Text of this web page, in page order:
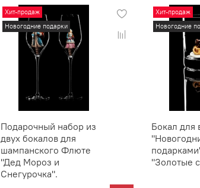
Хит-продаж
Новогодние подарки
Подарочный набор из
двух бокалов для
шампанского Флюте
"Дед Мороз и
Снегурочка".
Хит-продаж
Новогодние
Бокал для
"Золотые